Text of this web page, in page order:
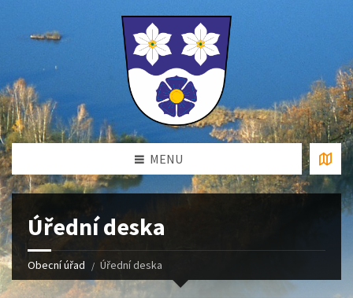
MENU
Úřední deska
Obecní úřad Úřední deska